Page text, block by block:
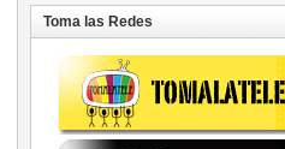
Toma las Redes